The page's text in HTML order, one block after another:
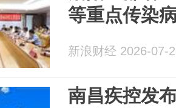
等重点传染
新浪财经 2026-07-
南昌疾控发